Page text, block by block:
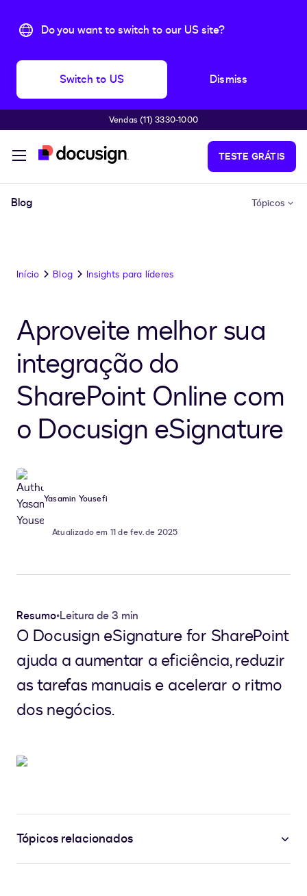
Do you want to switch to our US site?
Switch to US Dismiss
Pular para o conteúdo principal
Vendas (11) 3330-1000
TESTE GRÁTIS
Blog Tópicos
Início Blog Insights para líderes
Aproveite melhor sua
integração do
SharePoint Online com
o Docusign eSignature
Yasamin Yousefi
Atualizado em 11 de fev. de 2025
Resumo•Leitura de 3 min
O Docusign eSignature for SharePoint
ajuda a aumentar a eficiência, reduzir
as tarefas manuais e acelerar o ritmo
dos negócios.
Tópicos relacionados